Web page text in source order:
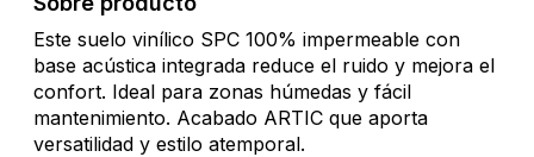
Este suelo vinílico SPC 100% impermeable con
base acústica integrada reduce el ruido y mejora el
confort. Ideal para zonas húmedas y fácil
mantenimiento. Acabado ARTIC que aporta
versatilidad y estilo atemporal.